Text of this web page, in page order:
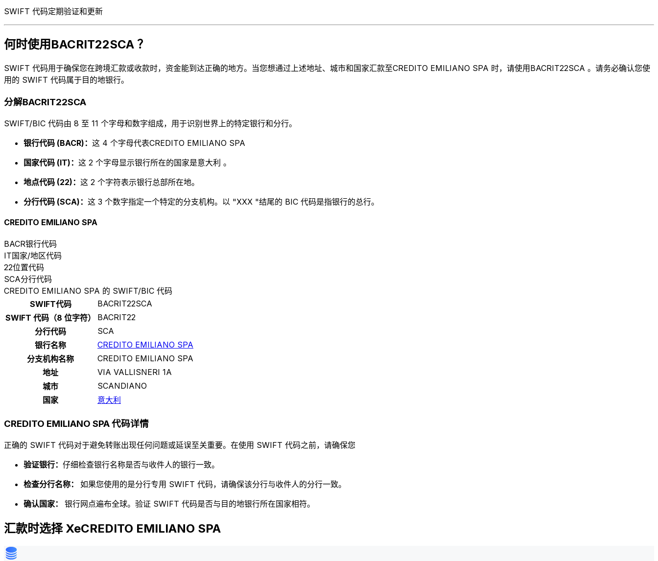
SWIFT 代码定期验证和更新
何时使用BACRIT22SCA ？
SWIFT 代码用于确保您在跨境汇款或收款时，资金能到达正确的地方。当您想通过上述地址、城市和国家汇款至CREDITO EMILIANO SPA 时，请使用BACRIT22SCA 。请务必确认您使
用的 SWIFT 代码属于目的地银行。
分解BACRIT22SCA
SWIFT/BIC 代码由 8 至 11 个字母和数字组成，用于识别世界上的特定银行和分行。
银行代码 (BACR)： 这 4 个字母代表CREDITO EMILIANO SPA
国家代码 (IT)： 这 2 个字母显示银行所在的国家是意大利 。
地点代码 (22)： 这 2 个字符表示银行总部所在地。
分行代码 (SCA)： 这 3 个数字指定一个特定的分支机构。以 "XXX "结尾的 BIC 代码是指银行的总行。
CREDITO EMILIANO SPA
BACR银行代码
IT国家/地区代码
22位置代码
SCA分行代码
CREDITO EMILIANO SPA 的 SWIFT/BIC 代码
SWIFT代码
BACRIT22SCA
SWIFT 代码（8 位字符）
BACRIT22
分行代码
SCA
银行名称
CREDITO EMILIANO SPA
分支机构名称
CREDITO EMILIANO SPA
地址
VIA VALLISNERI 1A
城市
SCANDIANO
国家
意大利
CREDITO EMILIANO SPA 代码详情
正确的 SWIFT 代码对于避免转账出现任何问题或延误至关重要。在使用 SWIFT 代码之前，请确保您
验证银行： 仔细检查银行名称是否与收件人的银行一致。
检查分行名称： 如果您使用的是分行专用 SWIFT 代码，请确保该分行与收件人的分行一致。
确认国家： 银行网点遍布全球。验证 SWIFT 代码是否与目的地银行所在国家相符。
汇款时选择 XeCREDITO EMILIANO SPA